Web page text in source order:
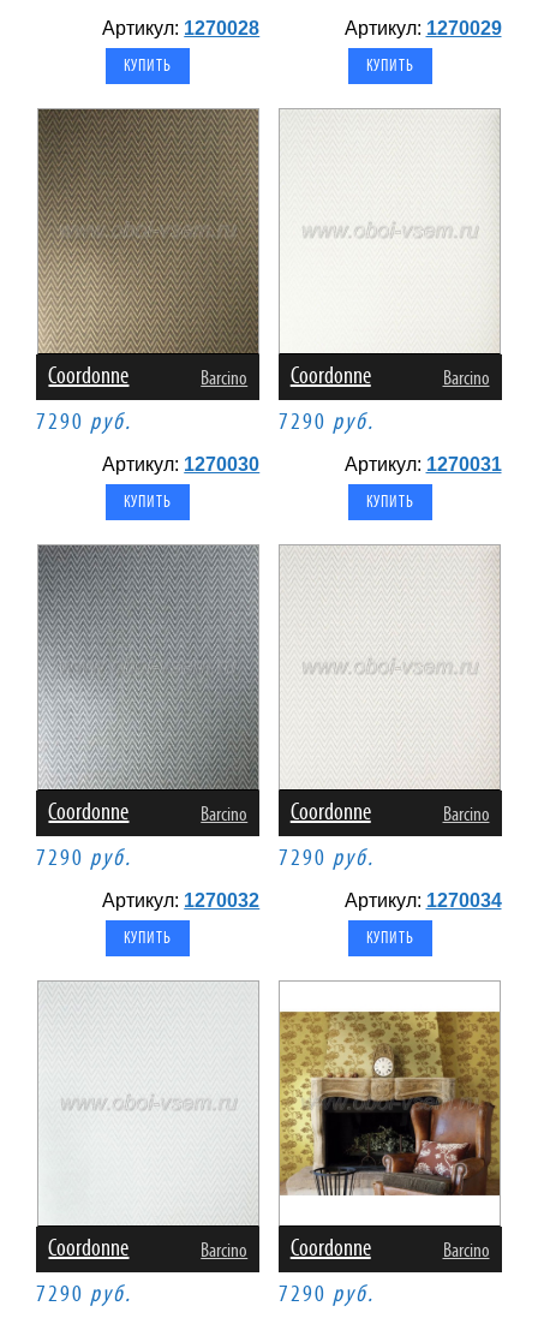
Артикул: 1270028 Артикул: 1270029
Coordonne Barcino
7290 руб.
Артикул: 1270030
Coordonne Barcino
7290 руб.
Артикул: 1270031
Coordonne Barcino
7290 руб.
Артикул: 1270032
Coordonne Barcino
7290 руб.
Артикул: 1270034
Coordonne Barcino
7290 руб.
Coordonne Barcino
7290 руб.